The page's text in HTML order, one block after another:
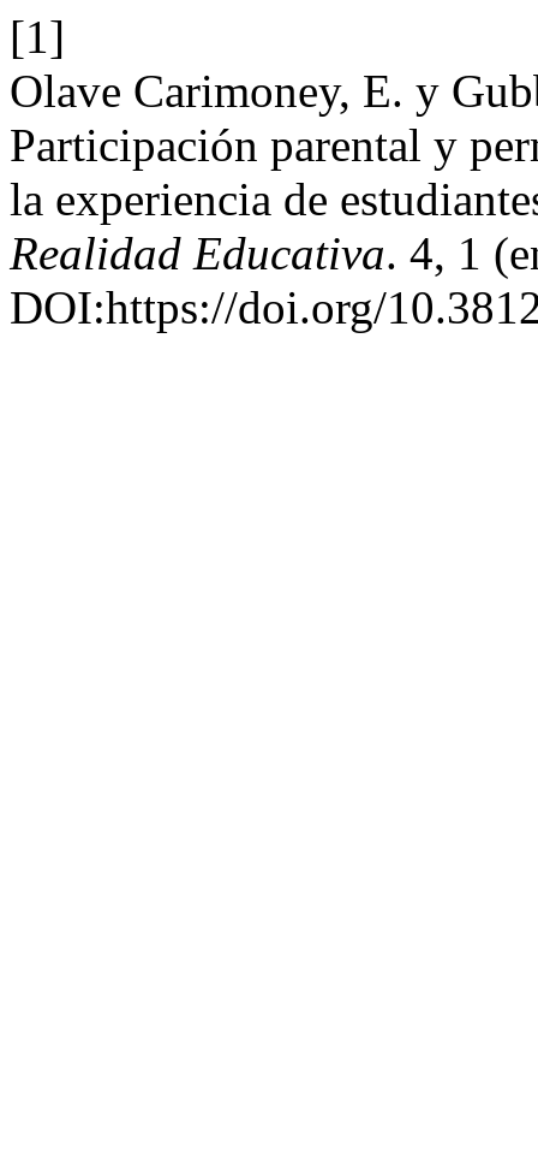
[1]
Olave Carimoney, E. y
Participación parental y
la experiencia de
Realidad Educativa. 4, 1
DOI:https://doi.org/